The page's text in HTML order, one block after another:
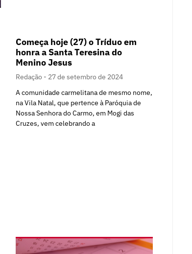
Começa hoje (27) o Tríduo em
honra a Santa Teresina do
Menino Jesus
Redação
27 de setembro de 2024
A comunidade carmelitana de mesmo nome,
na Vila Natal, que pertence à Paróquia de
Nossa Senhora do Carmo, em Mogi das
Cruzes, vem celebrando a